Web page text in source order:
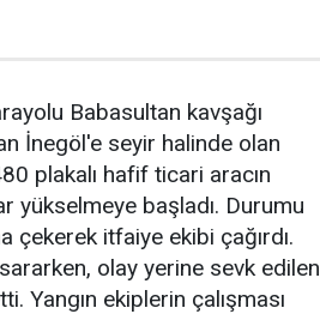
Babasultan kavşağı
İnegöl'e seyir halinde olan
plakalı hafif ticari aracın
yükselmeye başladı. Durumu
çekerek itfaiye ekibi çağırdı.
olay yerine sevk edilen
Yangın ekiplerin çalışması